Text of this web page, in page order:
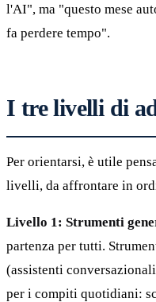
l'AI", ma "questo mese
fa perdere tempo".
I tre livelli di
Per orientarsi, è utile
livelli, da affrontare in
Livello 1: Strumenti
partenza per tutti.
(assistenti
per i compiti quotidiani: